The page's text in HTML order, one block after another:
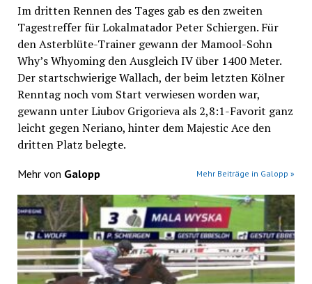
Im dritten Rennen des Tages gab es den zweiten
Tagestreffer für Lokalmatador Peter Schiergen. Für
den Asterblüte-Trainer gewann der Mamool-Sohn
Why’s Whyoming den Ausgleich IV über 1400 Meter.
Der startschwierige Wallach, der beim letzten Kölner
Renntag noch vom Start verwiesen worden war,
gewann unter Liubov Grigorieva als 2,8:1-Favorit ganz
leicht gegen Neriano, hinter dem Majestic Ace den
dritten Platz belegte.
Mehr von Galopp Mehr Beiträge in Galopp »